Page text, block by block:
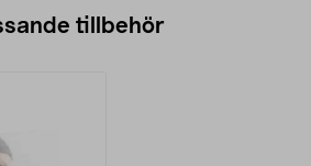
tillbehör